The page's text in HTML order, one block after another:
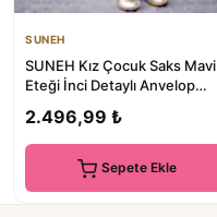
SUNEH
SUNEH Kız Çocuk Saks Mavi
Eteği İnci Detaylı Anvelop
2.496,99 ₺
Sepete Ekle